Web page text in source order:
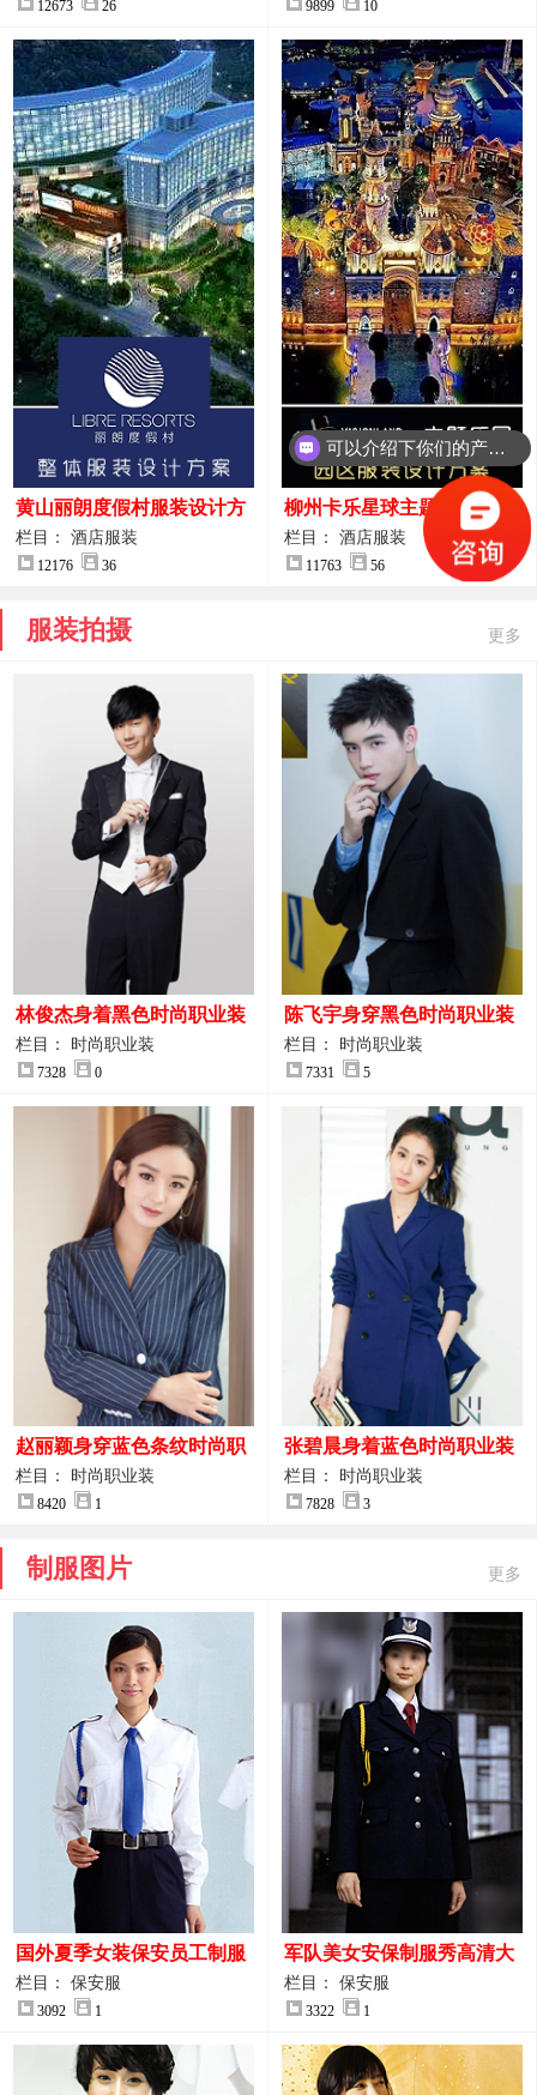
12673 26 9899 10
黄山丽朗度假村服装设计方
案
栏目： 酒店服装
12176 36
柳州卡乐星球主题乐园园区
服装设计方案
栏目： 酒店服装
11763 56
服装拍摄 更多
林俊杰身着黑色时尚职业装
制服图片
栏目： 时尚职业装
7328 0
陈飞宇身穿黑色时尚职业装
图片
栏目： 时尚职业装
7331 5
赵丽颖身穿蓝色条纹时尚职
业装图片
栏目： 时尚职业装
8420 1
张碧晨身着蓝色时尚职业装
服装图片
栏目： 时尚职业装
7828 3
制服图片 更多
国外夏季女装保安员工制服
装大图
栏目： 保安服
3092 1
军队美女安保制服秀高清大
图
栏目： 保安服
3322 1
你们是怎么收费的呢？